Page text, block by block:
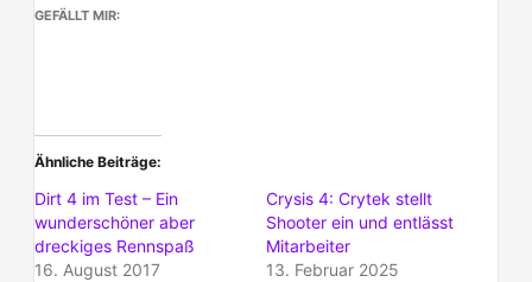
GEFÄLLT MIR:
Ähnliche Beiträge
Dirt 4 im Test – Ein
wunderschöner aber
dreckiges Rennspaß
16. August 2017
Crysis 4: Crytek stellt
Shooter ein und entlässt
Mitarbeiter
13. Februar 2025